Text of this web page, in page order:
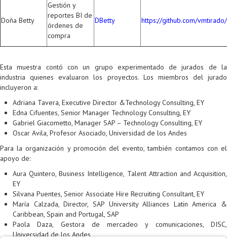
Doña Betty
Gestión y
reportes BI de
órdenes de
compra
DBetty https://github.com/
Esta muestra contó con un grupo experimentado de jurados de la
industria quienes evaluaron los proyectos. Los miembros del jurado
incluyeron a:
Adriana Tavera, Executive Director &Technology Consulting, EY
Edna Cifuentes, Senior Manager Technology Consulting, EY
Gabriel Giacometto, Manager SAP – Technology Consulting, EY
Oscar Avila, Profesor Asociado, Universidad de los Andes
Para la organización y promoción del evento, también contamos con el
apoyo de:
Aura Quintero, Business Intelligence, Talent Attraction and Acquisition,
EY
Silvana Puentes, Senior Associate Hire Recruiting Consultant, EY
María Calzada, Director, SAP University Alliances Latin America &
Caribbean, Spain and Portugal, SAP
Paola Daza, Gestora de mercadeo y comunicaciones, DISC,
Universidad de los Andes